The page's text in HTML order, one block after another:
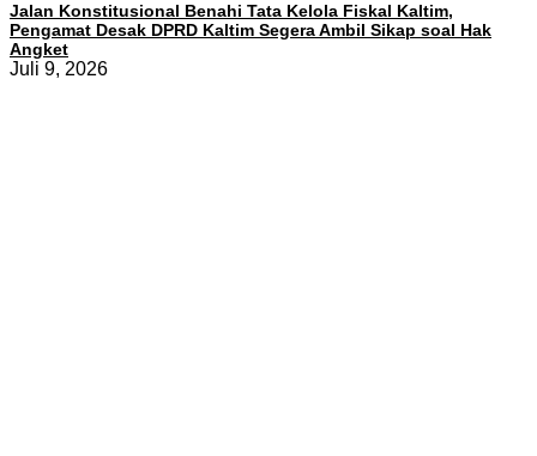
Jalan Konstitusional Benahi Tata Kelola Fiskal Kaltim,
Pengamat Desak DPRD Kaltim Segera Ambil Sikap soal Hak
Angket
Juli 9, 2026